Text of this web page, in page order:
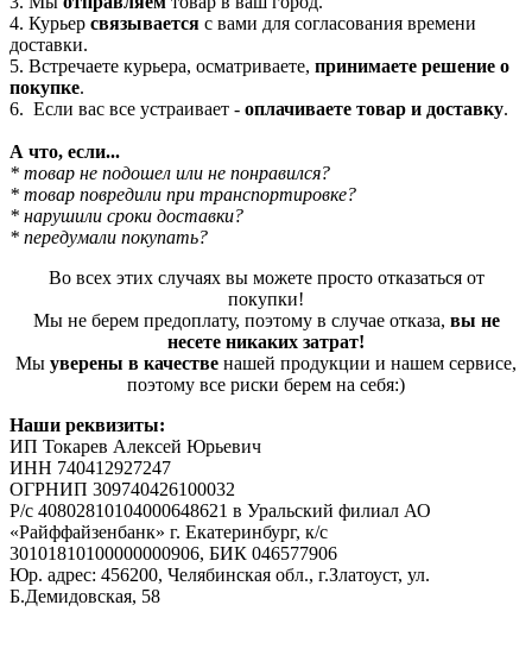
4. Курьер связывается с вами для согласования времени
доставки.
5. Встречаете курьера, осматриваете, принимаете решение о
покупке.
6. Если вас все устраивает - оплачиваете товар и доставку.
А что, если...
* товар не подошел или не понравился?
* товар повредили при транспортировке?
* нарушили сроки доставки?
* передумали покупать?
Во всех этих случаях вы можете просто отказаться от
покупки!
Мы не берем предоплату, поэтому в случае отказа, вы не
несете никаких затрат!
Мы уверены в качестве нашей продукции и нашем сервисе,
поэтому все риски берем на себя:)
Наши реквизиты:
ИП Токарев Алексей Юрьевич
ИНН 740412927247
ОГРНИП 309740426100032
Р/с 40802810104000648621 в Уральский филиал АО
«Райффайзенбанк» г. Екатеринбург, к/с
30101810100000000906, БИК 046577906
Юр. адрес: 456200, Челябинская обл., г.Златоуст, ул.
Б.Демидовская, 58